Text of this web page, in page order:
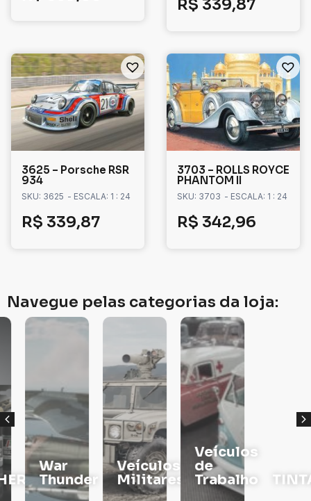
R$ 339,87
3625 – Porsche RSR
934
SKU: 3625 - ESCALA: 1 : 24
R$ 339,87
3703 – ROLLS ROYCE
PHANTOM II
SKU: 3703 - ESCALA: 1 : 24
R$ 342,96
Navegue pelas categorias da loja:
War
Thunder
Veículos
Militares
Veículos
de
Trabalho
TINTAS